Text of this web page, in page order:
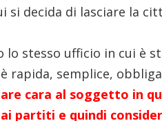
si decida di lasciare la
lo stesso ufficio in cui è
rapida, semplice,
cara al soggetto in
partiti e quindi